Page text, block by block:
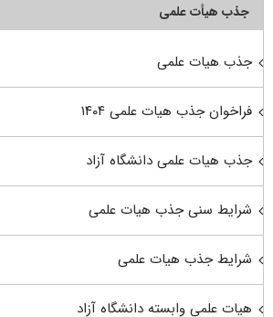
جذب هیأت علمی
جذب هیات علمی
فراخوان جذب هیات علمی ۱۴۰۴
جذب هیات علمی دانشگاه آزاد
شرایط سنی جذب هیات علمی
شرایط جذب هیات علمی
هیات علمی وابسته دانشگاه آزاد